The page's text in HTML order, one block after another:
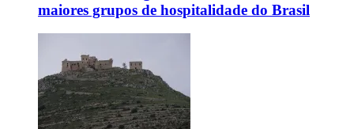
maiores grupos de hospitalidade do Brasil